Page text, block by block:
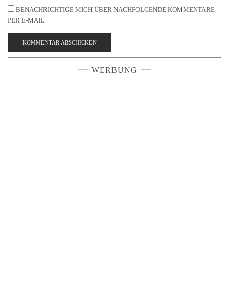
BENACHRICHTIGE MICH ÜBER NACHFOLGENDE KOMMENTARE
PER E-MAIL.
WERBUNG